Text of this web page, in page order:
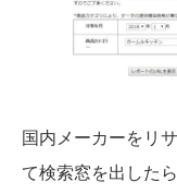
国内メーカーをリ
て検索窓を出したら